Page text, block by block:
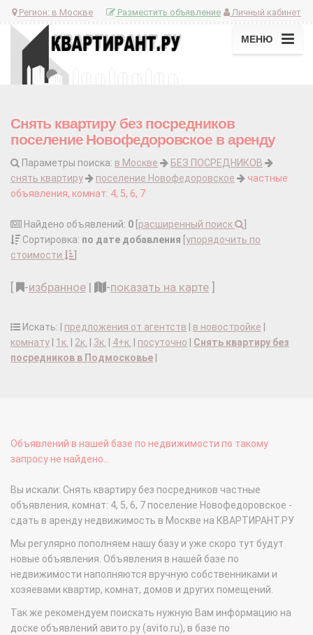
Регион: в Москве Личный кабинет
Разместить объявление
МЕНЮ
Снять квартиру без посредников
поселение Новофедоровское в аренду
Параметры поиска: в Москве
БЕЗ ПОСРЕДНИКОВ
снять квартиру
поселение Новофедоровское
частные
объявления, комнат: 4, 5, 6, 7
Найдено объявлений: 0 расширенный поиск
Сортировка: по дате добавления упорядочить по
стоимости
-избранное | -показать на карте
Искать: | предложения от агентств в новостройке
комнату
1к. 2к. 3к. 4+к. посуточно
Снять квартиру без
посредников в Подмосковье
Объявлений в нашей базе по недвижимости по такому
запросу не найдено...
Вы искали: Снять квартиру без посредников частные
объявления, комнат: 4, 5, 6, 7 поселение Новофедоровское -
сдать в аренду недвижимость в Москве на КВАРТИРАНТ.РУ
Мы регулярно пополняем нашу базу и уже скоро тут будут
новые объявления. Объявления в нашей базе по
недвижимости наполняются вручную собственниками и
хозяевами квартир, комнат, домов и других помещений.
Так же рекомендуем поискать нужную Вам информацию на
доске объявлений авито.ру (avito.ru), в базе по